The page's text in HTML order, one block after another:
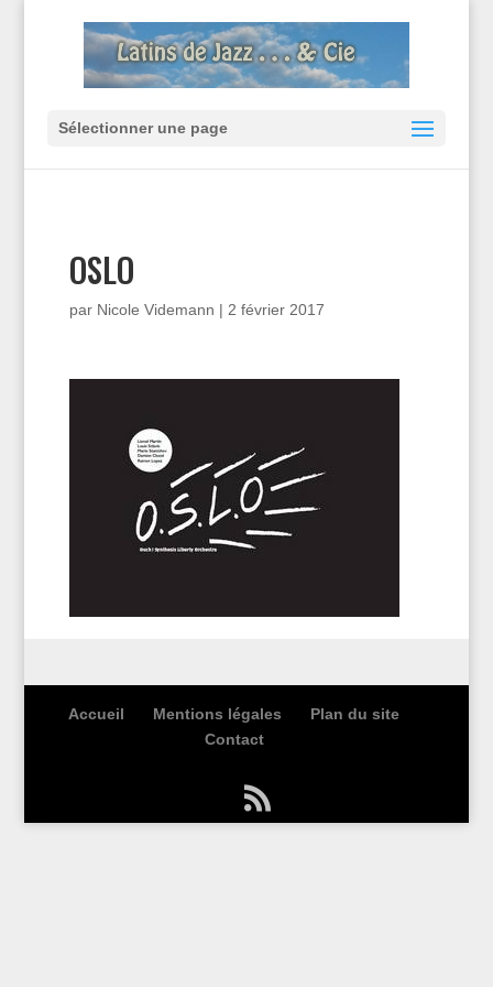
Sélectionner une page
OSLO
par Nicole Videmann | 2 février 2017
Accueil Mentions légales
Plan du site
Contact